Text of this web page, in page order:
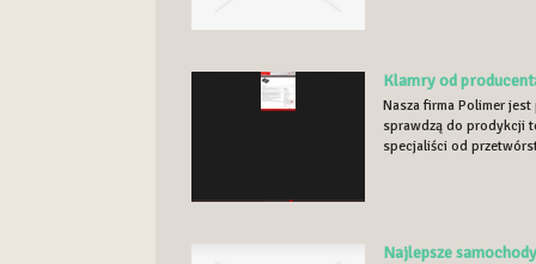
Klamry od
Nasza firma Polimer
sprawdzą do prodykcji
specjaliści od
Najlepsze